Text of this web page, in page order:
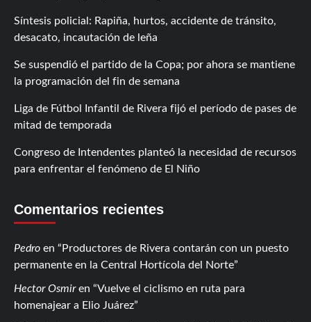
Síntesis policial: Rapiña, hurtos, accidente de tránsito,
desacato, incautación de leña
Se suspendió el partido de la Copa; por ahora se mantiene
la programación del fin de semana
Liga de Fútbol Infantil de Rivera fijó el período de pases de
mitad de temporada
Congreso de Intendentes planteó la necesidad de recursos
para enfrentar el fenómeno de El Niño
Comentarios recientes
Pedro en
Productores de Rivera contarán con un puesto
permanente en la Central Hortícola del Norte
Hector Osmiren
Vuelve el ciclismo en ruta para
homenajear a Elio Juárez